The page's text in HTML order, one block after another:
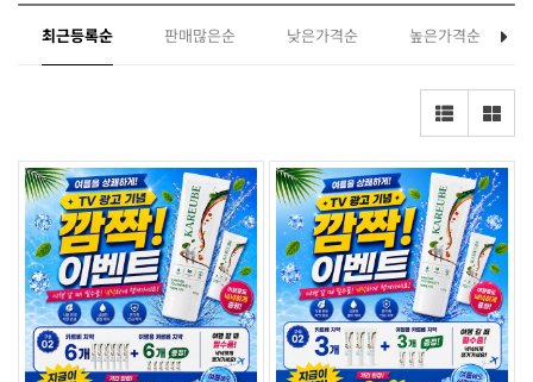
최근등록순 판매많은순 낮은가격순 높은가격순